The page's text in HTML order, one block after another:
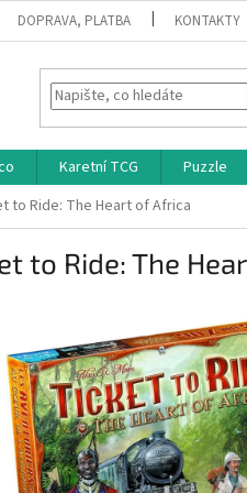
DOPRAVA, PLATBA KONTAKTY
Karetní TCG Puzzle
to Ride: The Heart of Africa
to Ride: The